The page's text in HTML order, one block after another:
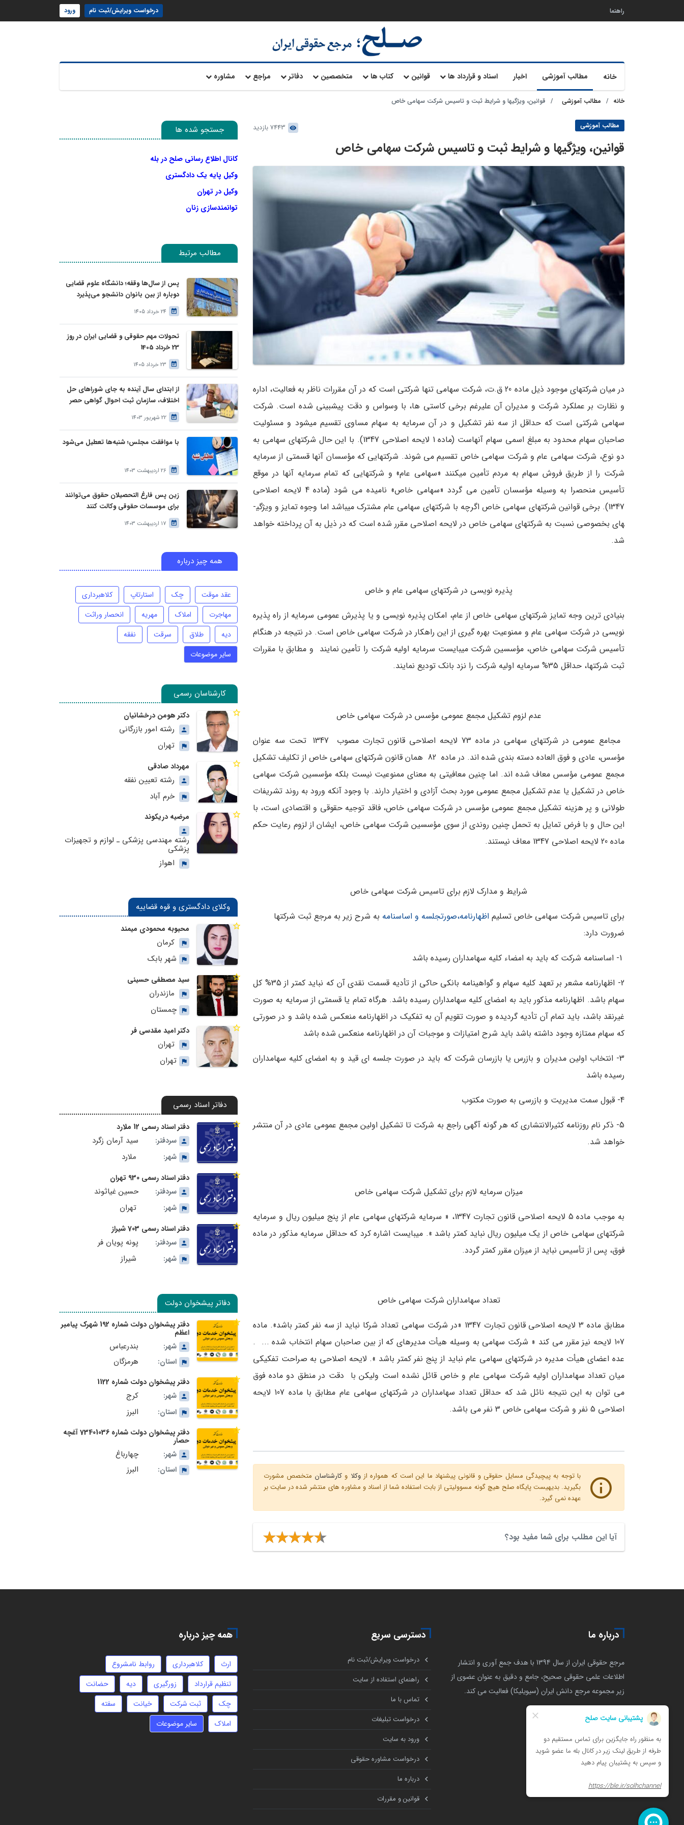
راهنما درخواست ویرایش/ثبت نام ورود
خانه مطالب آموزشی اخبار اسناد و قرارداد ها قوانین کتاب ها متخصصین دفاتر مراجع مشاوره
خانه مطالب آموزشی قوانین، ویژگیها و شرایط ثبت و تاسیس شرکت سهامی خاص
مطالب آموزشی 7443 بازدید
قوانین، ویژگیها و شرایط ثبت و تاسیس شرکت سهامی خاص
در میان شرکت­های موجود ذیل ماده 20 ق.ت، شرکت سهامی تنها شرکتی است که در آن مقررات ناظر به فعالیت، اداره
و نظارت بر عملکرد شرکت و مدیران آن علی­رغم برخی کاستی­ ها، با وسواس و دقت پیش­بینی شده است. شرکت
سهامی شرکتی است که حداقل از سه نفر تشکیل و در آن سرمایه به سهام مساوی تقسیم می­شود و مسئولیت
صاحبان سهام محدود به مبلغ اسمی سهام آن­هاست (ماده­ 1 لایحه اصلاحی 1347). با این حال شرکت­های سهامی به
دو نوع، شرکت سهامی عام و شرکت سهامی خاص تقسیم می­ شوند. شرکت­هایی که مؤسسان آن­ها قسمتی از سرمایه
شرکت را از طریق فروش سهام به مردم تأمین می­کنند «سهامی عام» و شرکت­هایی که تمام سرمایه آن­ها در موقع
تأسیس منحصرا به وسیله مؤسسان تأمین می­ گردد «سهامی خاص» نامیده می­ شود (ماده 4 لایحه اصلاحی
1347). برخی قوانین شرکت­های سهامی خاص اگرچه با شرکت­های سهامی عام مشترک می­باشد اما وجوه تمایز و ویژگی­
های بخصوصی نسبت به شرکت­های سهامی خاص در لایحه اصلاحی مقرر شده است که در ذیل به آن پرداخته خواهد
شد.
پذیره نویسی در شرکتهای سهامی عام و خاص
بنیادی­ ترین وجه تمایز شرکت­های سهامی خاص از عام، امکان پذیره ­نویسی و یا پذیرش عمومی سرمایه از راه پذیره
­نویسی در شرکت سهامی عام و ممنوعیت بهره ­گیری از این راهکار در شرکت سهامی خاص است. در نتیجه در هنگام
تأسیس شرکت سهامی خاص، مؤسسین شرکت می­بایست سرمایه اولیه شرکت را تأمین نمایند و مطابق با مقررات
ثبت شرکت­ها، حداقل 35% سرمایه اولیه شرکت را نزد بانک تودیع نمایند.
عدم لزوم تشکیل مجمع عمومی مؤسس در شرکت سهامی خاص
مجامع عمومی در شرکت­های سهامی در ماده 73 لایحه اصلاحی قانون تجارت مصوب 1347 تحت سه عنوان
مؤسس، عادی و فوق ­العاده دسته ­بندی شده ­اند. در ماده­ 82 همان قانون شرکت­های سهامی خاص از تکلیف تشکیل
مجمع عمومی مؤسس معاف شده ­اند. اما چنین معافیتی به معنای ممنوعیت نیست بلکه مؤسسین شرکت سهامی
خاص در تشکیل یا عدم تشکیل مجمع عمومی مورد بحث آزادی و اختیار دارند. با وجود آنکه ورود به روند تشریفات
طولانی و پر هزینه­ تشکیل مجمع عمومی مؤسس در شرکت سهامی خاص، فاقد توجیه حقوقی و اقتصادی است، با
این حال و با فرض تمایل به تحمل چنین روندی از سوی مؤسسین شرکت سهامی خاص، ایشان از لزوم رعایت حکم
ماده­ 20 لایحه اصلاحی 1347 معاف نیستند.
شرایط و مدارک لازم برای تاسیس شرکت سهامی خاص
برای تاسیس شرکت سهامی خاص تسلیم اظهارنامه،صورتجلسه و اساسنامه به شرح زیر به مرجع ثبت شرکتها
ضرورت دارد:
2- اظهارنامه مشعر بر تعهد کلیه سهام و گواهی­نامه­ بانکی حاکی از تأدیه قسمت نقدی آن که نباید کم­تر از 35% کل
سهام باشد. اظهارنامه مذکور باید به امضای کلیه سهامداران رسیده باشد. هرگاه تمام یا قسمتی از سرمایه به صورت
غیرنقد باشد، باید تمام آن تأدیه گردیده و صورت تقویم آن به تفکیک در اظهارنامه منعکس شده باشد و در صورتی
که سهام ممتازه وجود داشته باشد باید شرح امتیازات و موجبات آن در اظهارنامه منعکس شده باشد
3- انتخاب اولین مدیران و بازرس یا بازرسان شرکت که باید در صورت جلسه­ ای قید و به امضای کلیه سهامداران
رسیده باشد
4- قبول سمت مدیریت و بازرسی به صورت مکتوب
5- ذکر نام روزنامه کثیرالانتشاری که هر گونه آگهی راجع به شرکت تا تشکیل اولین مجمع عمومی عادی در آن منتشر
خواهد شد.
میزان سرمایه لازم برای تشکیل شرکت سهامی خاص
به موجب ماده 5 لایحه اصلاحی قانون تجارت 1347، « سرمایه شرکت­های سهامی عام از پنج میلیون ریال و سرمایه
شرکت­های سهامی خاص از یک میلیون ریال نباید کم­تر باشد ». می­بایست اشاره کرد که حداقل سرمایه مذکور در ماده
فوق، پس از تأسیس نباید از میزان مقرر کم­تر گردد.
تعداد سهامداران شرکت سهامی خاص
مطابق ماده­ 3 لایحه اصلاحی قانون تجارت 1347 «در شرکت سهامی تعداد شرکا نباید از سه نفر کم­تر باشد». ماده
107 لایحه نیز مقرر می­ کند « شرکت سهامی به وسیله­ هیأت مدیره­ای که از بین صاحبان سهام انتخاب شده ... .
عده­ اعضای هیأت مدیره در شرکت­های سهامی عام نباید از پنج نفر کم­تر باشد ». لایحه اصلاحی به صراحت تفکیکی
میان تعداد سهامداران اولیه شرکت سهامی عام و خاص قائل نشده است ولیکن با دقت در منطق دو ماده فوق
می ­توان به این نتیجه نائل شد که حداقل تعداد سهامداران در شرکت­های سهامی عام مطابق با ماده 107 لایحه
اصلاحی 5 نفر و شرکت سهامی خاص 3 نفر می باشد.
با توجه به پیچیدگی مسایل حقوقی و قانونی پیشنهاد ما این است که همواره ازوکلا وکارشناسان متخصص مشورت
بگیرید. بدیهیست پایگاه صلح هیچ گونه مسوولیتی از بابت استفاده شما از اسناد و مشاوره های منتشر شده در سایت بر
عهده نمی گیرد.
آیا این مطلب برای شما مفید بود؟
جستجو شده ها
کانال اطلاع رسانی صلح در بله
وکیل پایه یک دادگستری
وکیل در تهران
توانمندسازی زنان
مطالب مرتبط
پس از سال‌ها وقفه؛ دانشگاه علوم قضایی
دوباره از بین بانوان دانشجو می‌پذیرد
24 خرداد 1405
تحولات مهم حقوقی و قضایی ایران در روز
23 خرداد 1405
23 خرداد 1405
از ابتدای سال آینده به جای شوراهای حل
اختلاف، سازمان ثبت احوال گواهی حصر
وراثت بدون نیاز به درخواست وراث صادر
خواهد کرد
22 شهریور 1403
با موافقت مجلس؛ شنبه‌ها تعطیل می‌شود
26 اردیبهشت 1403
زین پس فارغ التحصیلان حقوق می‌توانند
برای موسسات حقوقی وکالت کنند
17 اردیبهشت 1403
همه چیز درباره
عقد موقت چک استارتاپ
کلاهبرداری
مهاجرت
املاک مهریه
انحصار وراثت
دیه
طلاق سرقت
نفقه
سایر موضوعات
کارشناسان رسمی
دکتر هومن درخشانیان
رشته امور بازرگانی
تهران
مهرداد صادقی
رشته تعیین نفقه
خرم آباد
مرضیه دریکوند
رشته مهندسی پزشکی ـ لوازم و تجهیزات
پزشکی
اهواز
وکلای دادگستری و قوه قضاییه
محبوبه محمودی میمند
کرمان
شهر بابک
سید مصطفی حسینی
مازندران
چمستان
دکتر امید مقدسی فر
تهران
تهران
دفاتر اسناد رسمی
دفتر اسناد رسمی 12 ملارد
سردفتر:
سید آرمان زگرد
شهر: ملارد
دفتر اسناد رسمی 930 تهران
سردفتر:
حسین غیاثوند
شهر: تهران
دفتر اسناد رسمی 703 شیراز
سردفتر:
پونه پویان فر
شهر: شیراز
دفاتر پیشخوان دولت
دفتر پیشخوان دولت شماره 192 شهرک پیامبر
اعظم
شهر:
بندرعباس
استان: هرمزگان
دفتر پیشخوان دولت شماره 1122
شهر:
کرج
استان: البرز
دفتر پیشخوان دولت شماره 73401036 آغچه
حصار
شهر:
چهارباغ
استان: البرز
درباره ما
مرجع حقوقی ایران از سال 1394 با هدف جمع آوری و انتشار
اطلاعات علمی حقوقی صحیح، جامع و دقیق به عنوان عضوی از
زیر مجموعه مرجع دانش ایران (سیویلیکا) فعالیت می کند.
دسترسی سریع
درخواست ویرایش/ثبت نام
راهنمای استفاده از سایت
تماس با ما
درخواست تبلیغات
ورود به سایت
درخواست مشاوره حقوقی
درباره ما
قوانین و مقررات
همه چیز درباره
ارث کلاهبرداری
روابط نامشروع
تنظیم قرارداد
زورگیری دیه
حضانت
چک
ثبت شرکت خیانت
سفته
املاک
سایر موضوعات